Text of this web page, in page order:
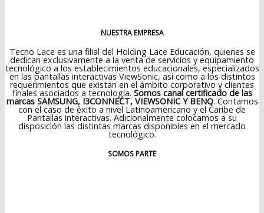
NUESTRA EMPRESA
Tecno Lace es una filial del Holding Lace Educación, quienes se
dedican exclusivamente a la venta de servicios y equipamiento
tecnológico a los establecimientos educacionales, especializados
en las pantallas interactivas ViewSonic, así como a los distintos
requerimientos que existan en el ámbito corporativo y clientes
finales asociados a tecnología. Somos canal certificado de las
marcas SAMSUNG, I3CONNECT, VIEWSONIC Y BENQ. Contamos
con el caso de éxito a nivel Latinoamericano y el Caribe de
Pantallas interactivas. Adicionalmente colocamos a su
disposición las distintas marcas disponibles en el mercado
tecnológico.
SOMOS PARTE